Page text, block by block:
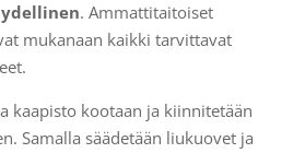
. Ammattitaitoiset
mukanaan kaikki tarvittavat
kaapisto kootaan ja kiinnitetään
Samalla säädetään liukuovet ja